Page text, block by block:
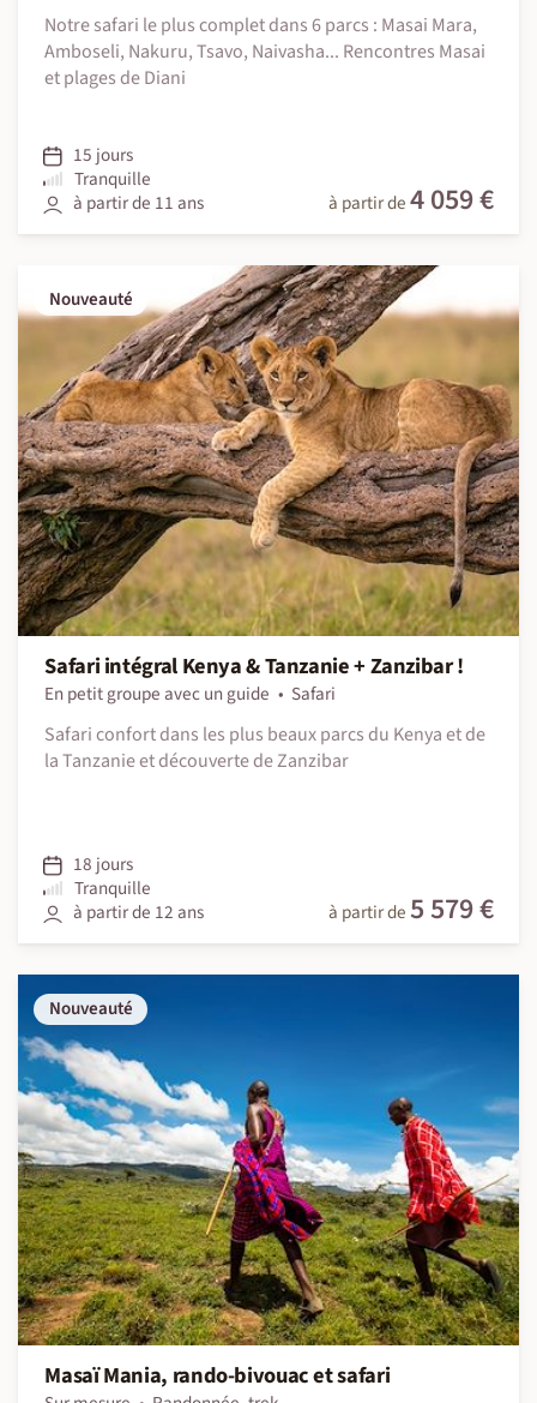
Notre safari le plus complet dans 6 parcs : Masai Mara,
Amboseli, Nakuru, Tsavo, Naivasha... Rencontres Masai
et plages de Diani
15 jours
Tranquille
à partir de 11 ans
à partir de4 059 €
Nouveauté
Safari intégral Kenya & Tanzanie + Zanzibar !
En petit groupe avec un guide
Safari
Safari confort dans les plus beaux parcs du Kenya et de
la Tanzanie et découverte de Zanzibar
18 jours
Tranquille
à partir de 12 ans
à partir de 5 579 €
Nouveauté
Masaï Mania, rando-bivouac et safari